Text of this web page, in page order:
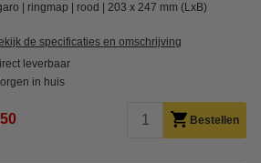
ringmap rood 203 x 247 mm (LxB)
de specificaties en omschrijving
leverbaar
in huis
Bestellen